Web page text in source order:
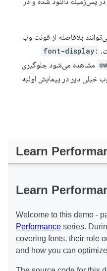
بلافاصله از فونت وب
font-
می‌شود جلوگیری
دیر در پیمایش اولیه